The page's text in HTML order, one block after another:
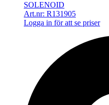
SOLENOID
Art.nr: R131905
Logga in för att se priser